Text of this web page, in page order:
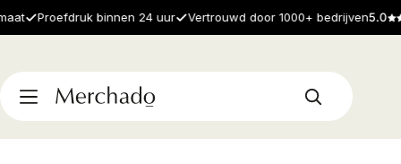
Proefdruk binnen 24 uur Vertrouwd door 1000+ bedrijven5.0